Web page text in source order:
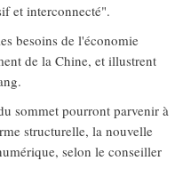
et interconnecté".
besoins de l'économie
de la Chine, et illustrent
sommet pourront parvenir à
structurelle, la nouvelle
selon le conseiller